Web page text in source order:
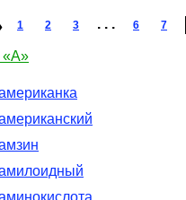
1 2 3 . . . 6 7
«А»